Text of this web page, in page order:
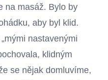
na masáž. Bylo by
aby byl klid.
nastavenými
klidným
se nějak domluvíme,